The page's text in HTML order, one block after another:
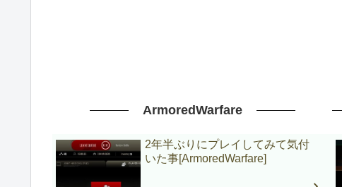
ArmoredWarfare
2年半ぶりにプレイしてみて気付
いた事[ArmoredWarfare]